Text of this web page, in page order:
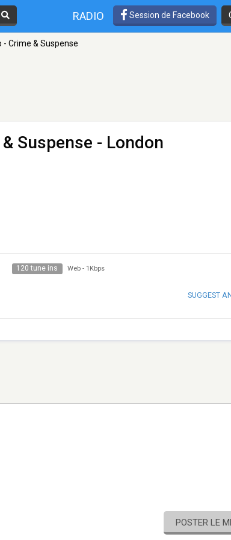
RADIO Session de Facebook
- Crime & Suspense
Suspense - London
120 tune ins Web - 1Kbps
SUGGEST
POSTER LE